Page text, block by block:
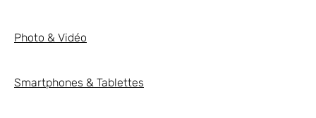
Photo & Vidéo
Smartphones & Tablettes